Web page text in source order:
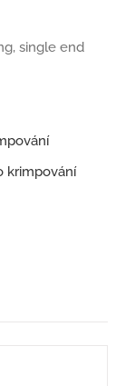
single end
krimpování